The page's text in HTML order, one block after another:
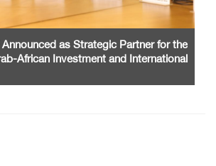
as Strategic Partner for the
African Investment and International